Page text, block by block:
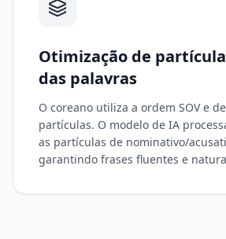
Otimização de
das palavras
O coreano utiliza a ordem SOV e
partículas. O modelo de IA
as partículas de nominativo/
garantindo frases fluentes e